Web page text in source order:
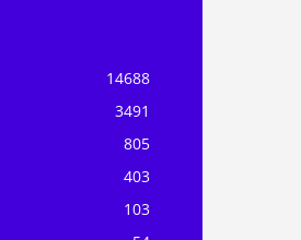
14688
3491
805
403
103